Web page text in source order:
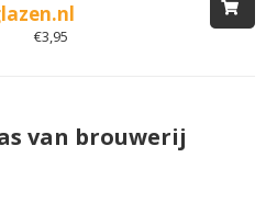
€3,95
van brouwerij